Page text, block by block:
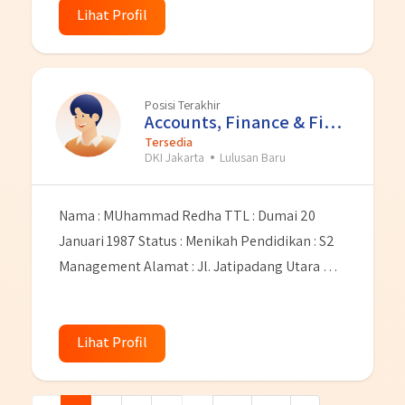
umum,berbahasa inggris. Dan sebelumnya
mempunya pengalaman kerja dari salah satu
perusahaan BUMN yaitu PT BANK RAKYAT
INDONESIA Tbk sebagai Pemagangn Briliant
Internship tahun 2020-2022.Saya juga
memiliki sebuah kutipan yang dijadikan sebgai
pedoman hidup yakni “JANGAN PERNAH
Lihat Profil
Posisi Terakhir
Accounts, Finance & Financial
Tersedia
DKI Jakarta
Lulusan Baru
Nama : MUhammad Redha TTL : Dumai 20
Januari 1987 Status : Menikah Pendidikan : S2
Management Alamat : Jl. Jatipadang Utara No.
Muhammad.redha1987@yahoo.com
memulai karir dari tahun 2012 pernah bekerja
Lihat Profil